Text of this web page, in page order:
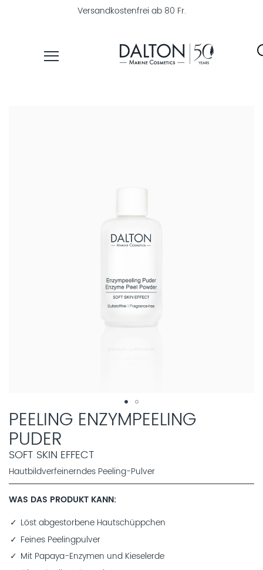
Versandkostenfrei ab 80 Fr.
PEELING ENZYMPEELING
PUDER
SOFT SKIN EFFECT
Hautbildverfeinerndes Peeling-Pulver
WAS DAS PRODUKT KANN
Löst abgestorbene Hautschüppchen
Feines Peelingpulver
Mit Papaya-Enzymen und Kieselerde